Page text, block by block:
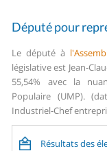
Député pour
Le député à
législative est Jean-
55,54% avec la
Populaire (UMP).
Industriel-Chef
Résultats des